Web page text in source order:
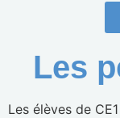
Les
Les élèves de